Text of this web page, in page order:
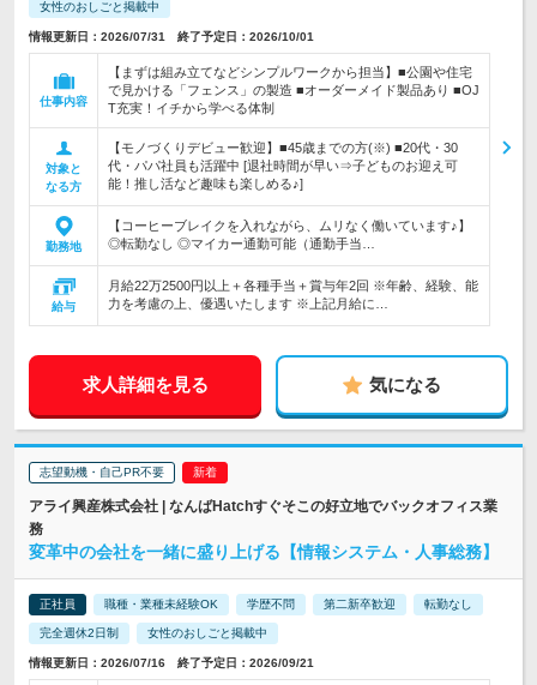
女性のおしごと掲載中
情報更新日：2026/07/31 終了予定日：2026/10/01
仕事内容
【まずは組み立てなどシンプルワークから担当】■公園や住宅
で見かける「フェンス」の製造 ■オーダーメイド製品あり ■OJ
T充実！イチから学べる体制
対象と
なる方
【モノづくりデビュー歓迎】■45歳までの方(※) ■20代・30
代・パパ社員も活躍中 [退社時間が早い⇒子どものお迎え可
能！推し活など趣味も楽しめる♪]
勤務地
【コーヒーブレイクを入れながら、ムリなく働いています♪】
◎転勤なし ◎マイカー通勤可能（通勤手当…
給与
月給22万2500円以上＋各種手当＋賞与年2回 ※年齢、経験、能
力を考慮の上、優遇いたします ※上記月給に…
求人詳細を見る 気になる
志望動機・自己PR不要
アライ興産株式会社 | なんばHatchすぐそこの好立地でバックオフィス業
務
変革中の会社を一緒に盛り上げる【情報システム・人事総務】
正社員 職種・業種未経験OK 学歴不問 第二新卒歓迎 転勤なし
完全週休2日制 女性のおしごと掲載中
情報更新日：2026/07/16 終了予定日：2026/09/21